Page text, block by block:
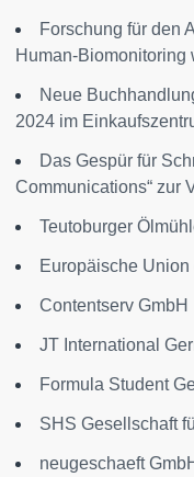
Forschung für den
Human-Biomonitoring
Neue
2024 im
Das Gespür für
Communications“ zur
Teutoburger
Europäische Union
Contentserv GmbH
JT International
Formula Student
SHS Gesellschaft
neugeschaeft